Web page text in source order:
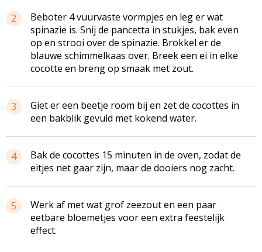
2
Beboter 4 vuurvaste vormpjes en leg er wat
spinazie is. Snij de pancetta in stukjes, bak even
op en strooi over de spinazie. Brokkel er de
blauwe schimmelkaas over. Breek een ei in elke
cocotte en breng op smaak met zout.
3
Giet er een beetje room bij en zet de cocottes in
een bakblik gevuld met kokend water.
4
Bak de cocottes 15 minuten in de oven, zodat de
eitjes net gaar zijn, maar de dooiers nog zacht.
5
Werk af met wat grof zeezout en een paar
eetbare bloemetjes voor een extra feestelijk
effect.